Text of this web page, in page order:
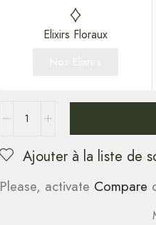
Elixirs Floraux
Ajouter à la liste de
Please, activate Compare